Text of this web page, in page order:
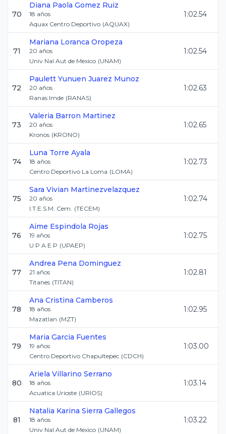
70
Diana Paola Gomez Ruiz
18 años
Aquax Centro Deportivo (AQUAX)
1:02.54
71
Mariana Loranca Oropeza
20 años
Univ Nal Aut de Mexico (UNAM)
1:02.54
72
Paulett Yunuen Juarez Munoz
20 años
Ranas Imde (RANAS)
1:02.63
73
Valeria Barron Martinez
20 años
Kronos (KRONO)
1:02.65
74
Luna Torre Ayala
18 años
Centro Deportivo La Loma (LOMA)
1:02.73
75
Sara Vivian Martinezvelazquez
20 años
I.T.E.S.M. Cem. (TECEM)
1:02.74
76
Aime Espindola Rojas
19 años
U P A E P (UPAEP)
1:02.75
77
Andrea Pena Dominguez
21 años
Titanes (TITAN)
1:02.81
78
Ana Cristina Camberos
18 años
Mazatlan (MZT)
1:02.95
79
Maria Garcia Fuentes
19 años
Centro Deportivo Chapultepec (CDCH)
1:03.00
80
Ariela Villarino Serrano
18 años
Acuatica Urioste (URIOS)
1:03.14
81
Natalia Karina Sierra Gallegos
18 años
Univ Nal Aut de Mexico (UNAM)
1:03.22